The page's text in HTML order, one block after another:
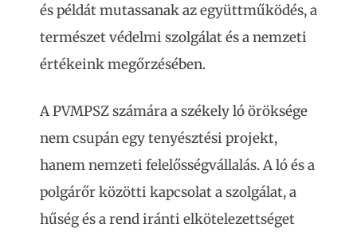
és példát mutassanak az együttműködés, a
természet védelmi szolgálat és a nemzeti
értékeink megőrzésében.
A PVMPSZ számára a székely ló öröksége
nem csupán egy tenyésztési projekt,
hanem nemzeti felelősségvállalás. A ló és a
polgárőr közötti kapcsolat a szolgálat, a
hűség és a rend iránti elkötelezettséget